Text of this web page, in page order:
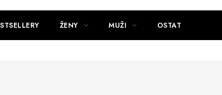
ŽENY MUŽI OSTATNÍ